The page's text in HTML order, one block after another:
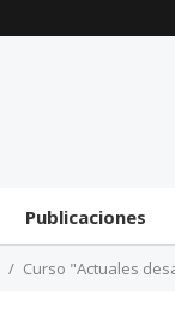
Publicaciones
Curso "Actuales